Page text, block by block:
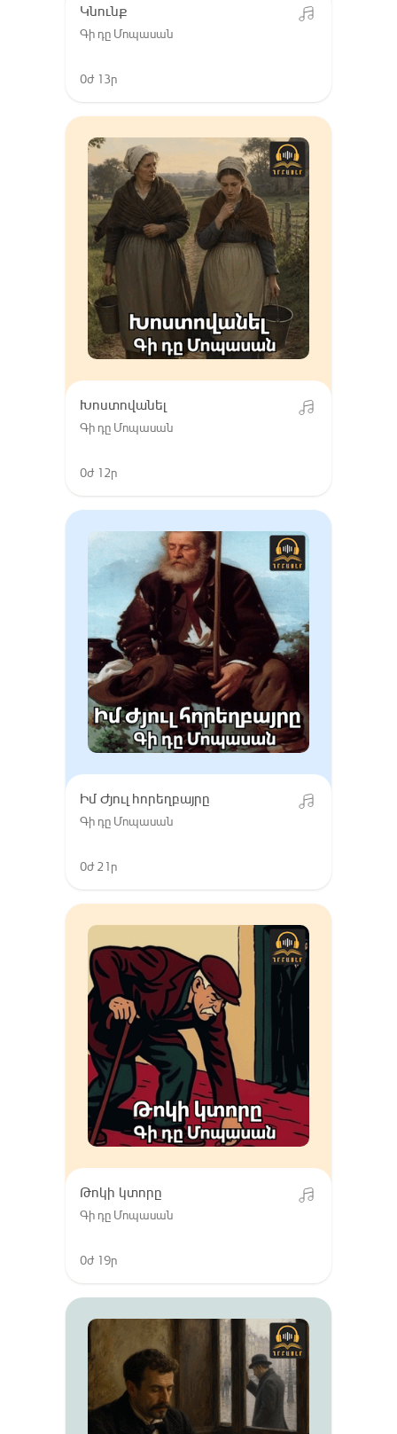
Կնունք
Գի դը Մոպասան
0ժ 13ր
Խոստովանել
Գի դը Մոպասան
0ժ 12ր
Իմ Ժյուլ հորեղբայրը
Գի դը Մոպասան
0ժ 21ր
Թոկի կտորը
Գի դը Մոպասան
0ժ 19ր